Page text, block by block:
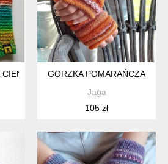
GORZKA POMARAŃCZA
Jaga
105 zł